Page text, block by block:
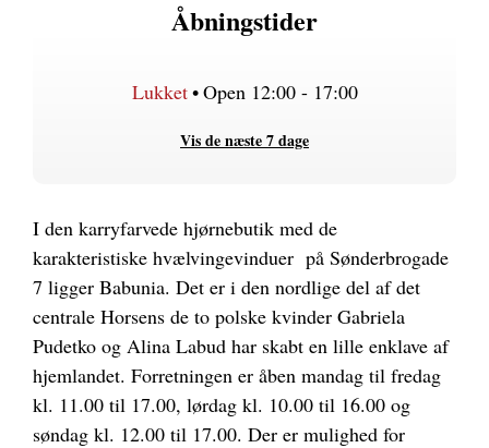
Åbningstider
Lukket•Open 12:00 - 17:00
Vis de næste 7 dage
I den karryfarvede hjørnebutik med de
karakteristiske hvælvingevinduer på Sønderbrogade
7 ligger Babunia. Det er i den nordlige del af det
centrale Horsens de to polske kvinder Gabriela
Pudetko og Alina Labud har skabt en lille enklave af
hjemlandet. Forretningen er åben mandag til fredag
kl. 11.00 til 17.00, lørdag kl. 10.00 til 16.00 og
søndag kl. 12.00 til 17.00. Der er mulighed for